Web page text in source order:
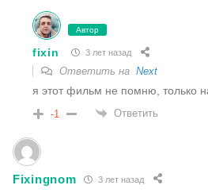
Автор
fixin 3 лет назад
Ответить на Next
я этот фильм не помню, только
-1 Ответить
Fixingnom 3 лет назад